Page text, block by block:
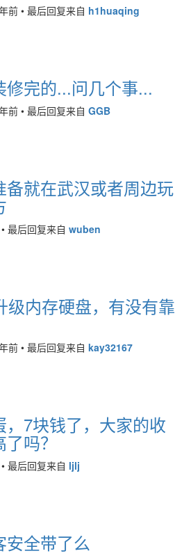
前• 最后回复来自 h1huaqing
修完的...问几个事...
前• 最后回复来自 GGB
备就在武汉或者周边玩
• 最后回复来自 wuben
级内存硬盘，有没有靠
前• 最后回复来自 kay32167
7块钱了，大家的收
吗？
• 最后回复来自 ljlj
安全带了么